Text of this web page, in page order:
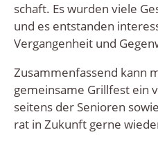
schaft. Es wur­den vie­le
und es ent­stan­den
Ver­gan­gen­heit und
Zusam­men­fas­send kann
gemein­sa­me Grill­fest ein
sei­tens der Senio­ren
rat in Zukunft ger­ne